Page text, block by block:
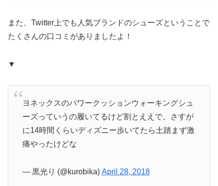
また、Twitter上でも人気ブランドのシューズということで
たくさんの口コミがありましたよ！
▼
ヨネックスのパワークッションウォーキングシュ
ーズっていうの履いてるけど割とええで。さすが
に14時間くらいディズニー歩いてたら土踏まず激
痛やったけどな
— 黒光り (@kurobika) April 28, 2018